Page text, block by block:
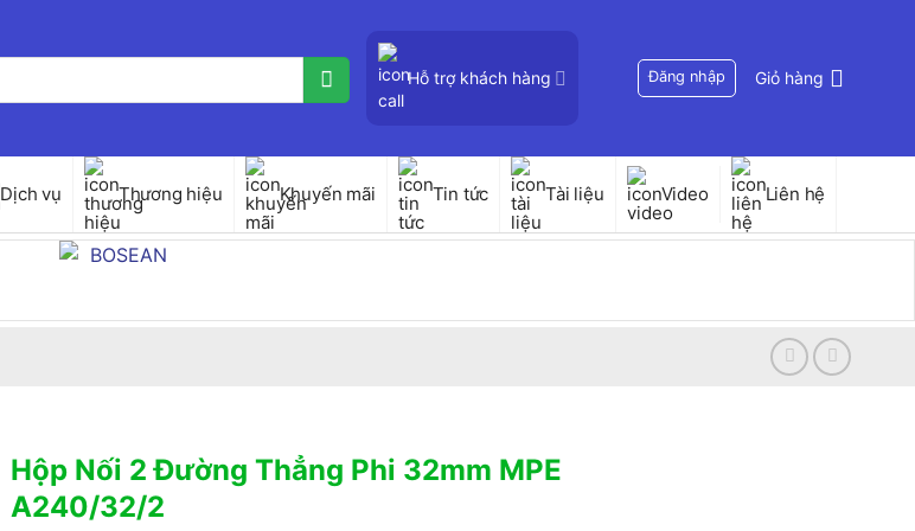
Hỗ trợ khách hàng Đăng nhập Giỏ hàng
Dịch vụ Thương hiệu Khuyến mãi Tin tức Tài liệu Video Liên hệ
Hộp Nối 2 Đường Thẳng Phi 32mm MPE
A240/32/2